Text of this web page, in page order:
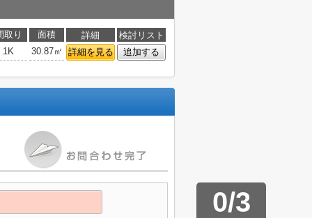
取り 面積 詳細
検討リスト
1K
30.87㎡ 詳細を見る 追加する
0/3